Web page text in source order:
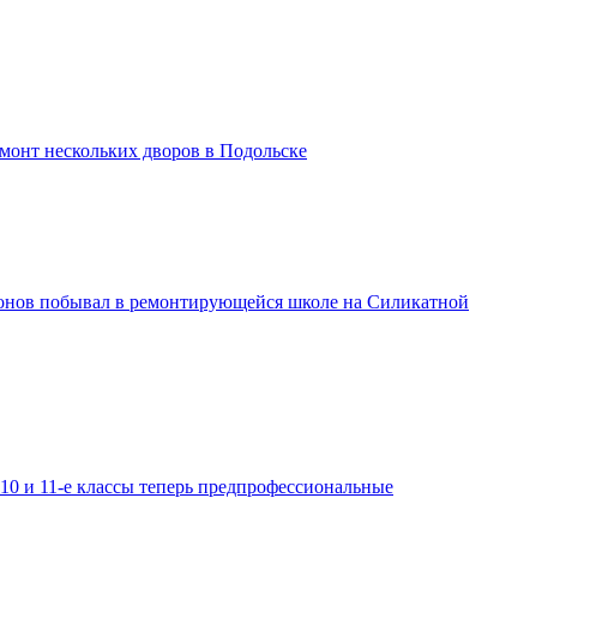
нескольких дворов в Подольске
побывал в ремонтирующейся школе на Силикатной
и 11-е классы теперь предпрофессиональные